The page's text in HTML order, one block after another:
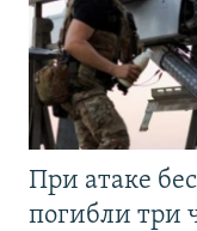
При атаке
погибли три